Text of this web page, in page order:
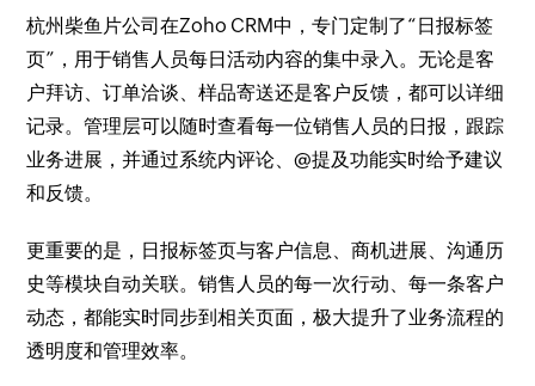
杭州柴鱼片公司在Zoho CRM中，专门定制了“日报标签
页”，用于销售人员每日活动内容的集中录入。无论是客
户拜访、订单洽谈、样品寄送还是客户反馈，都可以详细
记录。管理层可以随时查看每一位销售人员的日报，跟踪
业务进展，并通过系统内评论、@提及功能实时给予建议
和反馈。
更重要的是，日报标签页与客户信息、商机进展、沟通历
史等模块自动关联。销售人员的每一次行动、每一条客户
动态，都能实时同步到相关页面，极大提升了业务流程的
透明度和管理效率。